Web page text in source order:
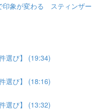
印象が変わる スティンザー
選び】 (19:34)
選び】 (18:16)
選び】 (13:32)